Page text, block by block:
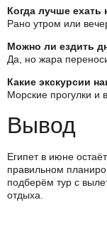
Когда лучше ехать
Рано утром или
Можно ли ездить
Да, но жара
Какие экскурсии
Морские прогулки и
Вывод
Египет в июне
правильном
подберём тур с
отдыха.